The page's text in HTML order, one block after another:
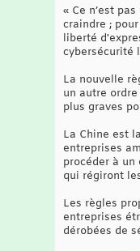
« Ce n’est
craindre ;
liberté
cybersécurité
La nouvelle
un autre
plus graves
La Chine est
entreprises
procéder à
qui régiront
Les règles
entreprises
dérobées de